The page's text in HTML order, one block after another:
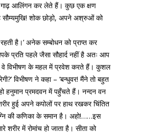
गाढ़ आलिंगन कर लेते हैं। कुछ एक क्षण
सौम्यमुखि! शोक छोड़ो, अपने अश्रुओं को
रहती है।’ अनेक सम्बोधन को प्राप्त कर
प्रति पहले जैसा सौहार्द नहीं है अतः आप
वे विभीषण के महल में प्रवेश करते हैं। कुशल
विभीषण ने कहा – ‘बन्धुवर! मैंने तो बहुत
हनुमान प्रमदवन में पहुँचते हैं। नन्दन वन
हुई अपने कपोलों पर हाथ रखकर चिंतित
की कणिका के समान है। अहो!……इस
में रोमांच हो जाता है। सीता को